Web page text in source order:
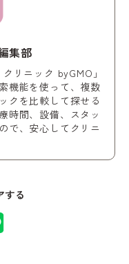
集部
リニック byGMO」
機能を使って、複数
クを比較して探せる
時間、設備、スタッ
で、安心してクリニ
する